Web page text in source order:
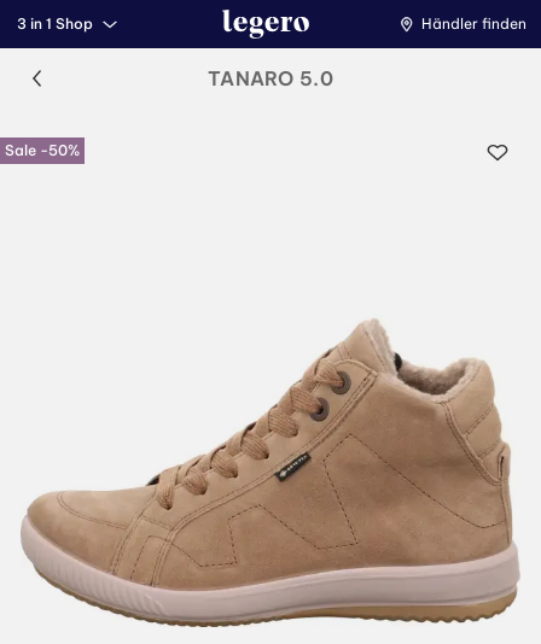
3 in 1 Shop Händler finden
TANARO 5.0
Sale -50%